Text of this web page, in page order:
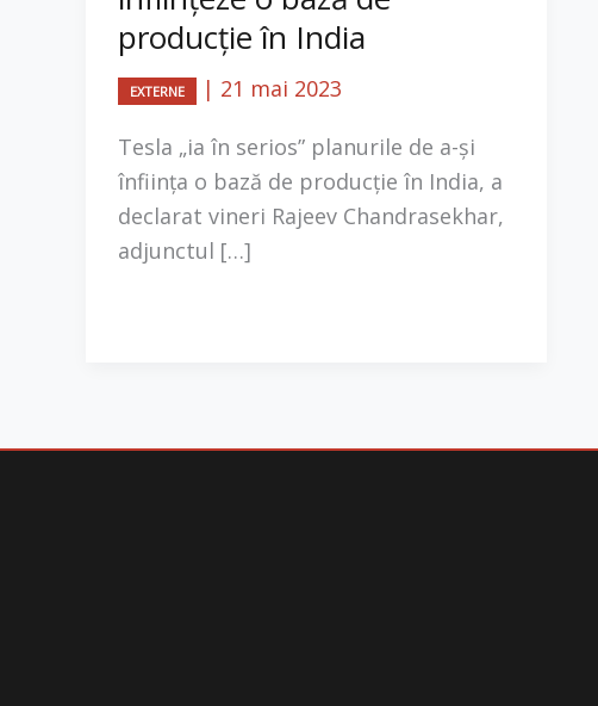
producţie în India
EXTERNE | 21 mai 2023
Tesla „ia în serios” planurile de a-şi
înfiinţa o bază de producţie în India, a
declarat vineri Rajeev Chandrasekhar,
adjunctul […]